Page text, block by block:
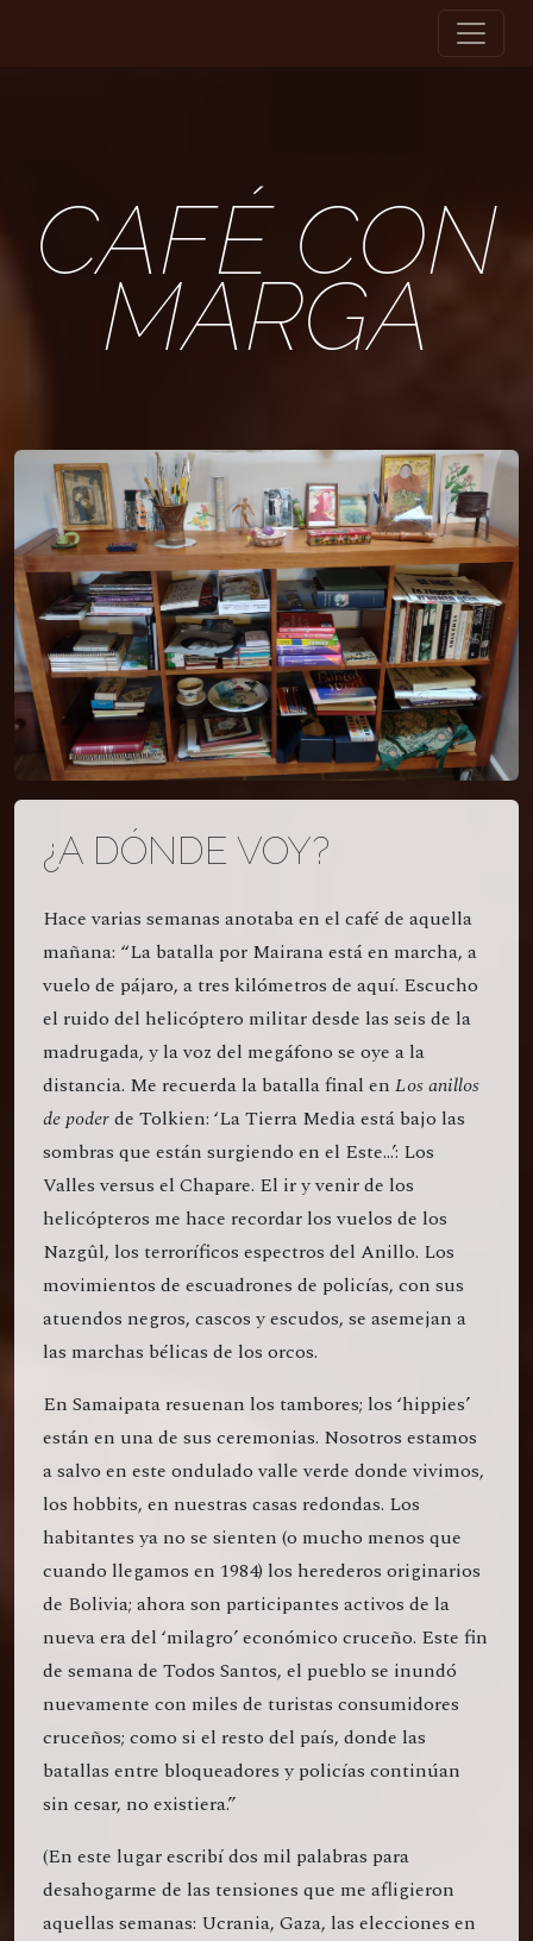
CAFÉ CON
MARGA
¿A DÓNDE VOY?
Hace varias semanas anotaba en el café de aquella
mañana: “La batalla por Mairana está en marcha, a
vuelo de pájaro, a tres kilómetros de aquí. Escucho
el ruido del helicóptero militar desde las seis de la
madrugada, y la voz del megáfono se oye a la
distancia. Me recuerda la batalla final en Los anillos
de poderde Tolkien: ‘La Tierra Media está bajo las
sombras que están surgiendo en el Este...’: Los
Valles versus el Chapare. El ir y venir de los
helicópteros me hace recordar los vuelos de los
Nazgûl, los terroríficos espectros del Anillo. Los
movimientos de escuadrones de policías, con sus
atuendos negros, cascos y escudos, se asemejan a
las marchas bélicas de los orcos.
En Samaipata resuenan los tambores; los ‘hippies’
están en una de sus ceremonias. Nosotros estamos
a salvo en este ondulado valle verde donde vivimos,
los hobbits, en nuestras casas redondas. Los
habitantes ya no se sienten (o mucho menos que
cuando llegamos en 1984) los herederos originarios
de Bolivia; ahora son participantes activos de la
nueva era del ‘milagro’ económico cruceño. Este fin
de semana de Todos Santos, el pueblo se inundó
nuevamente con miles de turistas consumidores
cruceños; como si el resto del país, donde las
batallas entre bloqueadores y policías continúan
sin cesar, no existiera.”
(En este lugar escribí dos mil palabras para
desahogarme de las tensiones que me afligieron
aquellas semanas: Ucrania, Gaza, las elecciones en